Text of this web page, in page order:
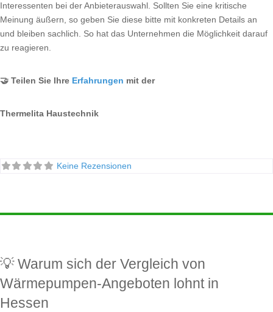
Interessenten bei der Anbieterauswahl. Sollten Sie eine kritische
Meinung äußern, so geben Sie diese bitte mit konkreten Details an
und bleiben sachlich. So hat das Unternehmen die Möglichkeit darauf
zu reagieren.
🤝 Teilen Sie Ihre Erfahrungen mit der
Thermelita Haustechnik
Keine Rezensionen
💡 Warum sich der Vergleich von
Wärmepumpen-Angeboten lohnt in
Hessen